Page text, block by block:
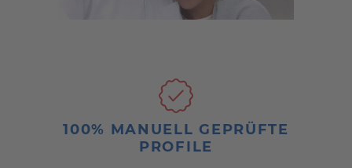
100% MANUELL GEPRÜFTE
PROFILE